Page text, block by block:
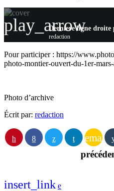
play_arrow
redaction
Pour participer : https://
photo-montier-ouvert-du-1er-
Photo d’archive
Écrit par: redaction
email
insert_link